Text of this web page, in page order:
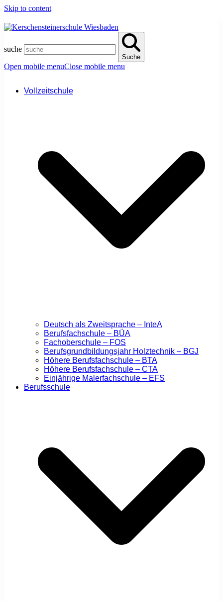
Skip to content
suche
Suche
Open mobile menuClose mobile menu
Vollzeitschule
Deutsch als Zweitsprache – InteA
Berufsfachschule – BÜA
Fachoberschule – FOS
Berufsgrundbildungsjahr Holztechnik – BGJ
Höhere Berufsfachschule – BTA
Höhere Berufsfachschule – CTA
Einjährige Malerfachschule – EFS
Berufsschule